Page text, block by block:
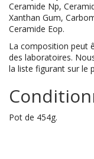
Ceramide Np,
Xanthan Gum,
Ceramide Eop.
La composition peut
des laboratoires.
la liste figurant sur le
Pot de 454g.